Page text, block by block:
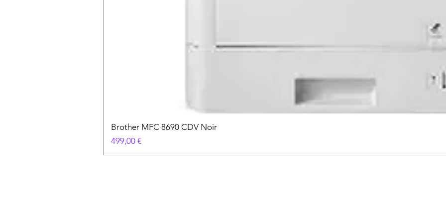
Brother MFC 8690 CDV Noir
Prix
499,00 €